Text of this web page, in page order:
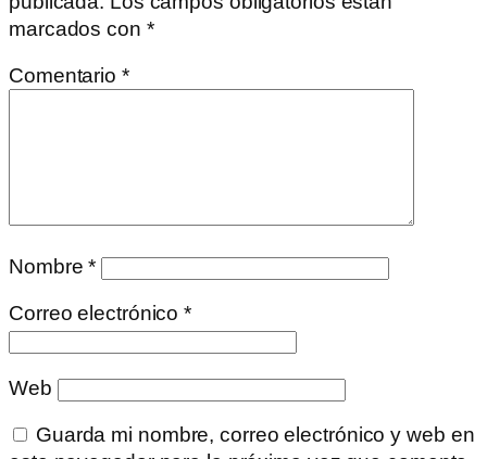
marcados con *
Comentario *
Nombre*
Correo electrónico*
Web
Guarda mi nombre, correo electrónico y web en